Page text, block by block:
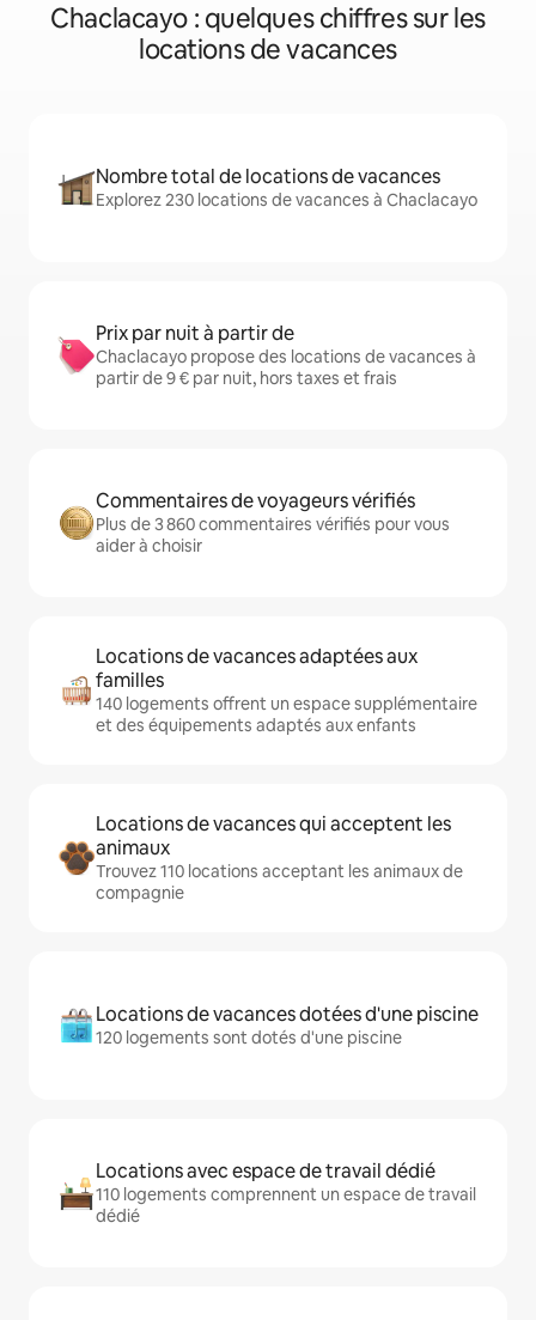
Chaclacayo : quelques chiffres sur les
locations de vacances
Nombre total de locations de vacances
Explorez 230 locations de vacances à Chaclacayo
Prix par nuit à partir de
Chaclacayo propose des locations de vacances à
partir de 9 € par nuit, hors taxes et frais
Commentaires de voyageurs vérifiés
Plus de 3 860 commentaires vérifiés pour vous
aider à choisir
Locations de vacances adaptées aux
familles
140 logements offrent un espace supplémentaire
et des équipements adaptés aux enfants
Locations de vacances qui acceptent les
animaux
Trouvez 110 locations acceptant les animaux de
compagnie
Locations de vacances dotées d'une piscine
120 logements sont dotés d'une piscine
Locations avec espace de travail dédié
110 logements comprennent un espace de travail
dédié